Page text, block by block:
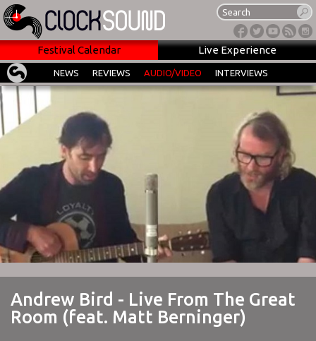
Festival Calendar Live Experience
NEWS REVIEWS AUDIO/VIDEO INTERVIEWS
Andrew Bird - Live From The Great
Room (feat. Matt Berninger)